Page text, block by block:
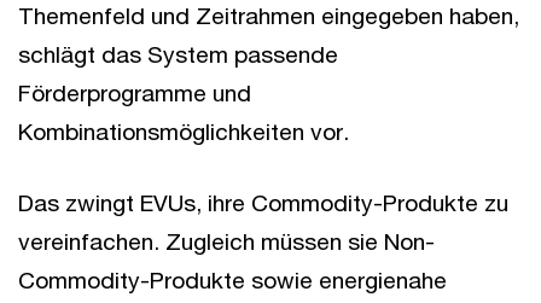
Themenfeld und Zeitrahmen eingegeben haben,
schlägt das System passende
Förderprogramme und
Kombinationsmöglichkeiten vor.
Das zwingt EVUs, ihre Commodity-Produkte zu
vereinfachen. Zugleich müssen sie Non-
Commodity-Produkte sowie energienahe